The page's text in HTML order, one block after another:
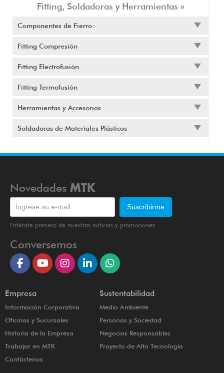
Fitting, Soldadoras y Herramientas »
Componentes de Fierro
Fitting Compresión
Fitting Electrofusión
Fitting Termofusión
Herramientas y Accesorios
Soldadoras de Materiales Plásticos
Novedades MTK
Entérate primero de nuestras noticias y promociones
Conversemos
Empresa
Información Corporativa
Oficinas y Sucursales
Historia de la Empresa
Trabajar en MTK
Contáctenos
Sustentabilidad
Medio Ambiente
Personas y Sociedad
Negocios Responsables
Proyecto de Alta Tecnología